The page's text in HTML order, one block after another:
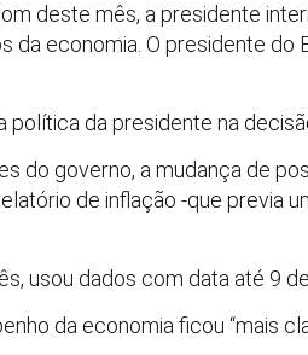
deste mês, a presidente
da economia. O presidente do
da presidente na
do governo, a mudança de
de inflação -que previa
usou dados com data até 9
da economia ficou “mais